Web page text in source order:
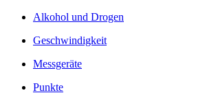
Alkohol und Drogen
Geschwindigkeit
Messgeräte
Punkte